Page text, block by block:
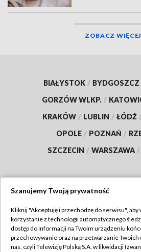
ZOBACZ WIĘCEJ
BIAŁYSTOK / BYDGOSZCZ
GORZÓW WLKP. /
KRAKÓW / LUBLIN / ŁÓDŹ
OPOLE / POZNAŃ /
SZCZECIN / WARSZAWA /
TVP
Abonament TVP
Regulamin
Szanujemy Twoją prywatność
Kliknij "Akceptuję i przechodzę do serwisu", aby
korzystanie z technologii automatycznego
dostęp do informacji na Twoim urządzeniu
przechowywanie oraz na przetwarzanie Twoich
nas, czyli Telewizję Polską S.A. w likwidacji